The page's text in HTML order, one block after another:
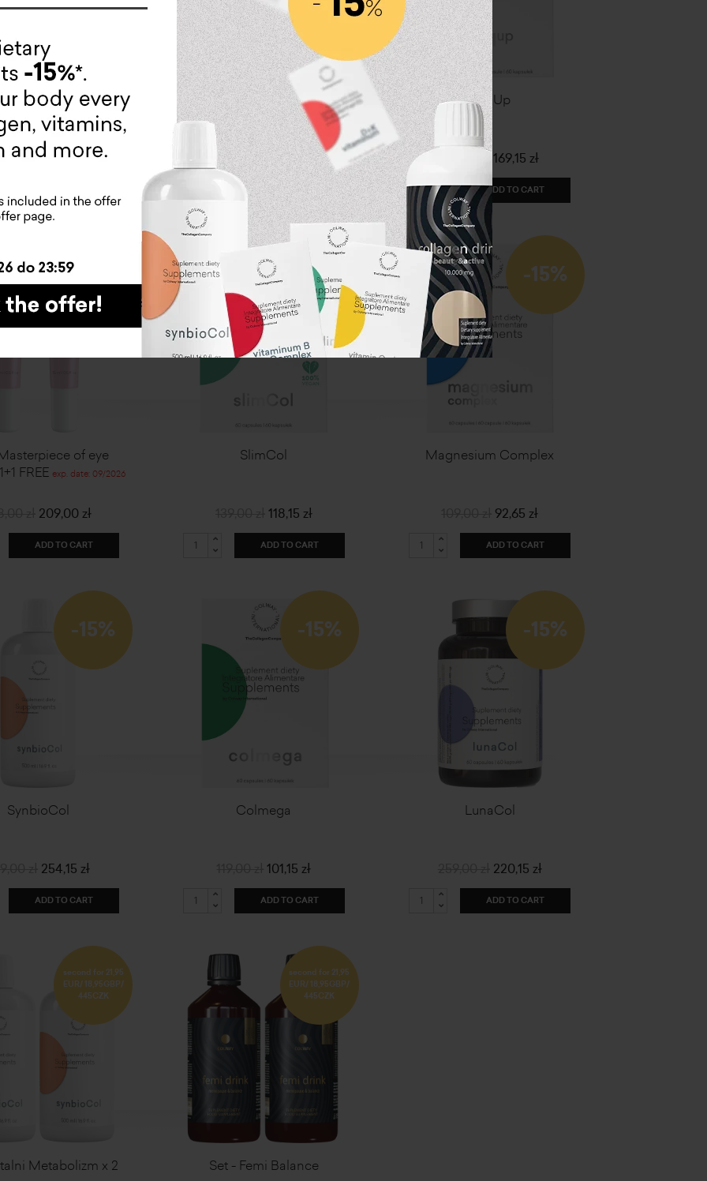
Colgenium\
zł 169,15 zł
ColamiD
169,00 zł 143,65 zł
ADD TO CART
CollUp
169,15 zł
ADD TO CART
of eye
FREE exp. date: 09/2026
209,00 zł
ADD TO CART
-15%
SlimCol
118,15 zł
ADD TO CART
-15%
Magnesium Complex
92,65 zł
ADD TO CART
-15%
SynbioCol
254,15 zł
ADD TO CART
-15%
Colmega
101,15 zł
ADD TO CART
-15%
LunaCol
220,15 zł
ADD TO CART
second for 21,95
EUR/ 18,95GBP/
445CZK
Metabolizm x 2
second for 21,95
EUR/ 18,95GBP/
445CZK
Set - Femi Balance